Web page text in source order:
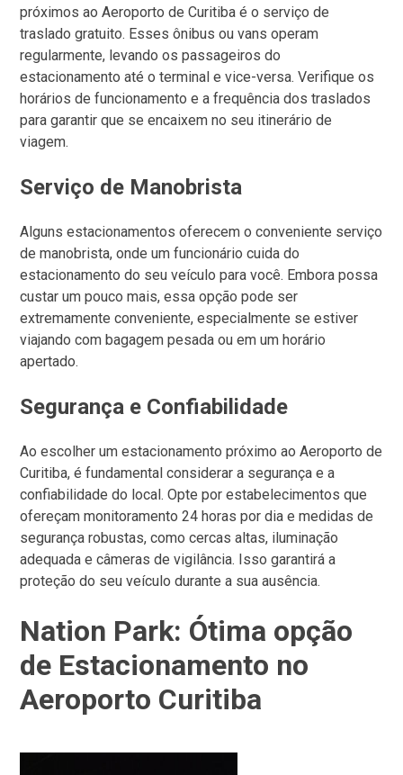
próximos ao Aeroporto de Curitiba é o serviço de
traslado gratuito. Esses ônibus ou vans operam
regularmente, levando os passageiros do
estacionamento até o terminal e vice-versa. Verifique os
horários de funcionamento e a frequência dos traslados
para garantir que se encaixem no seu itinerário de
viagem.
Serviço de Manobrista
Alguns estacionamentos oferecem o conveniente serviço
de manobrista, onde um funcionário cuida do
estacionamento do seu veículo para você. Embora possa
custar um pouco mais, essa opção pode ser
extremamente conveniente, especialmente se estiver
viajando com bagagem pesada ou em um horário
apertado.
Segurança e Confiabilidade
Ao escolher um estacionamento próximo ao Aeroporto de
Curitiba, é fundamental considerar a segurança e a
confiabilidade do local. Opte por estabelecimentos que
ofereçam monitoramento 24 horas por dia e medidas de
segurança robustas, como cercas altas, iluminação
adequada e câmeras de vigilância. Isso garantirá a
proteção do seu veículo durante a sua ausência.
Nation Park: Ótima opção
de Estacionamento no
Aeroporto Curitiba